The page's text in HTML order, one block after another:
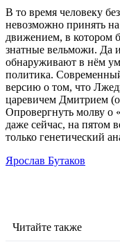
В то время человеку
невозможно принять на
движением, в котором
знатные вельможи. Да
обнаруживают в нём
политика.
версию о том, что
царевичем Дмитрием
Опровергнуть молву о
даже сейчас, на пятом
только генетический
Ярослав Бутаков
Читайте также